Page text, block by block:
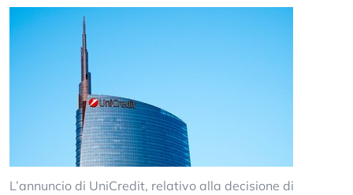
L’annuncio di UniCredit, relativo alla decisione di